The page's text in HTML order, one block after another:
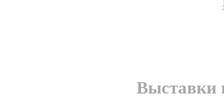
Выставки